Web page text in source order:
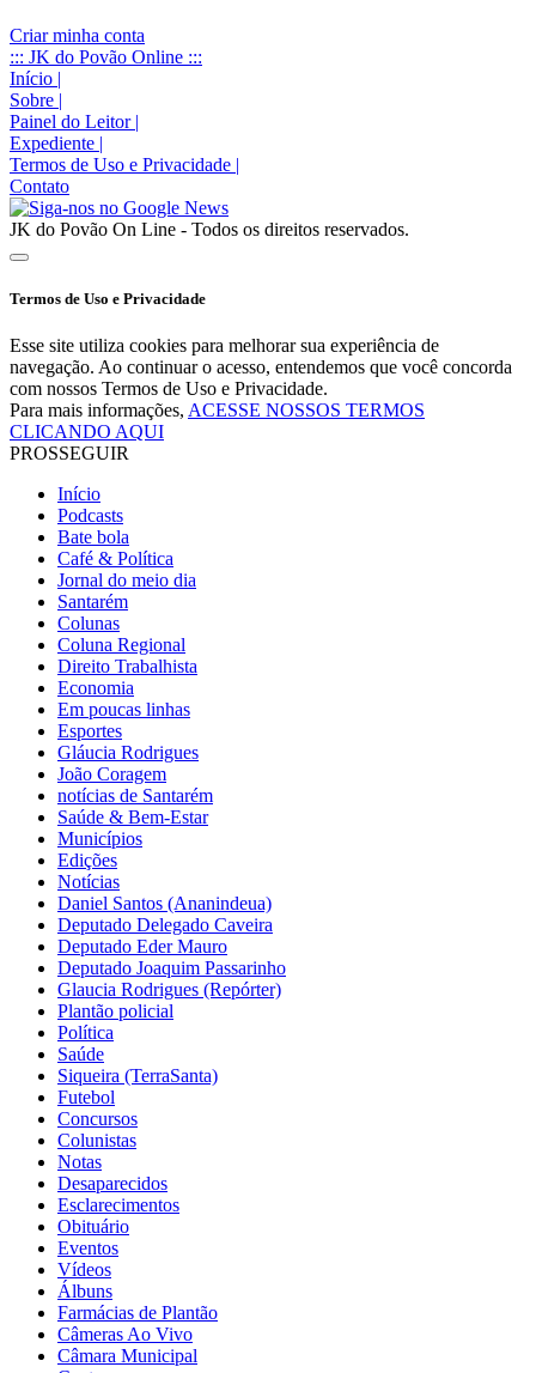
Criar minha conta
::: JK do Povão Online :::
Início |
Sobre |
Painel do Leitor |
Expediente |
Termos de Uso e Privacidade |
Contato
JK do Povão On Line - Todos os direitos reservados.
Termos de Uso e Privacidade
Esse site utiliza cookies para melhorar sua experiência de
navegação. Ao continuar o acesso, entendemos que você concorda
com nossos Termos de Uso e Privacidade.
Para mais informações, ACESSE NOSSOS TERMOS
CLICANDO AQUI
PROSSEGUIR
Início
Podcasts
Bate bola
Café & Política
Jornal do meio dia
Santarém
Colunas
Coluna Regional
Direito Trabalhista
Economia
Em poucas linhas
Esportes
Gláucia Rodrigues
João Coragem
notícias de Santarém
Saúde & Bem-Estar
Municípios
Edições
Notícias
Daniel Santos (Ananindeua)
Deputado Delegado Caveira
Deputado Eder Mauro
Deputado Joaquim Passarinho
Glaucia Rodrigues (Repórter)
Plantão policial
Política
Saúde
Siqueira (TerraSanta)
Futebol
Concursos
Colunistas
Notas
Desaparecidos
Esclarecimentos
Obituário
Eventos
Vídeos
Álbuns
Farmácias de Plantão
Câmeras Ao Vivo
Câmara Municipal